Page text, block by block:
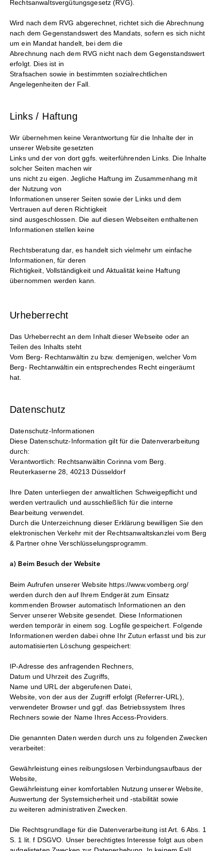
Rechtsanwaltsvergütungsgesetz (RVG).
Wird nach dem RVG abgerechnet, richtet sich die Abrechnung
nach dem Gegenstandswert des Mandats, sofern es sich nicht
um ein Mandat handelt, bei dem die
Abrechnung nach dem RVG nicht nach dem Gegenstandswert
erfolgt. Dies ist in
Strafsachen sowie in bestimmten sozialrechtlichen
Angelegenheiten der Fall.
Links / Haftung
Wir übernehmen keine Verantwortung für die Inhalte der in
unserer Website gesetzten
Links und der von dort ggfs. weiterführenden Links. Die Inhalte
solcher Seiten machen wir
uns nicht zu eigen. Jegliche Haftung im Zusammenhang mit
der Nutzung von
Informationen unserer Seiten sowie der Links und dem
Vertrauen auf deren Richtigkeit
sind ausgeschlossen. Die auf diesen Webseiten enthaltenen
Informationen stellen keine
Rechtsberatung dar, es handelt sich vielmehr um einfache
Informationen, für deren
Richtigkeit, Vollständigkeit und Aktualität keine Haftung
übernommen werden kann.
Urheberrecht
Das Urheberrecht an dem Inhalt dieser Webseite oder an
Teilen des Inhalts steht
Vom Berg- Rechtanwältin zu bzw. demjenigen, welcher Vom
Berg- Rechtanwältin ein entsprechendes Recht eingeräumt
hat.
Datenschutz
Datenschutz-Informationen
Diese Datenschutz-Information gilt für die Datenverarbeitung
durch:
Verantwortlich: Rechtsanwältin Corinna vom Berg.
Reuterkaserne 28, 40213 Düsseldorf
Ihre Daten unterliegen der anwaltlichen Schweigepflicht und
werden vertraulich und ausschließlich für die interne
Bearbeitung verwendet.
Durch die Unterzeichnung dieser Erklärung bewilligen Sie den
elektronischen Verkehr mit der Rechtsanwaltskanzlei vom Berg
& Partner ohne Verschlüsselungsprogramm.
a) Beim Besuch der Website
Beim Aufrufen unserer Website https://www.vomberg.org/
werden durch den auf Ihrem Endgerät zum Einsatz
kommenden Browser automatisch Informationen an den
Server unserer Website gesendet. Diese Informationen
werden temporär in einem sog. Logfile gespeichert. Folgende
Informationen werden dabei ohne Ihr Zutun erfasst und bis zur
automatisierten Löschung gespeichert:
IP-Adresse des anfragenden Rechners,
Datum und Uhrzeit des Zugriffs,
Name und URL der abgerufenen Datei,
Website, von der aus der Zugriff erfolgt (Referrer-URL),
verwendeter Browser und ggf. das Betriebssystem Ihres
Rechners sowie der Name Ihres Access-Providers.
Die genannten Daten werden durch uns zu folgenden Zwecken
verarbeitet:
Gewährleistung eines reibungslosen Verbindungsaufbaus der
Website,
Gewährleistung einer komfortablen Nutzung unserer Website,
Auswertung der Systemsicherheit und -stabilität sowie
zu weiteren administrativen Zwecken.
Die Rechtsgrundlage für die Datenverarbeitung ist Art. 6 Abs. 1
S. 1 lit. f DSGVO. Unser berechtigtes Interesse folgt aus oben